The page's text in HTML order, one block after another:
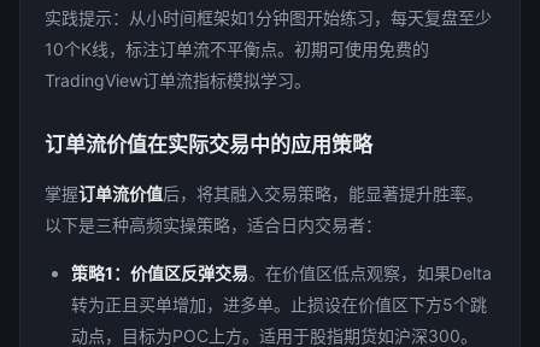
实践提示：从小时间框架如1分钟图开始练习，每天复盘至少
10个K线，标注订单流不平衡点。初期可使用免费的
TradingView订单流指标模拟学习。
订单流价值在实际交易中的应用策略
掌握订单流价值后，将其融入交易策略，能显著提升胜率。
以下是三种高频实操策略，适合日内交易者：
策略1：价值区反弹交易。在价值区低点观察，如果Delta
转为正且买单增加，进多单。止损设在价值区下方5个跳
动点，目标为POC上方。适用于股指期货如沪深300。